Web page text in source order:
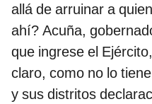
allá de arruinar a
ahí? Acuña,
que ingrese el
claro, como no lo
y sus distritos